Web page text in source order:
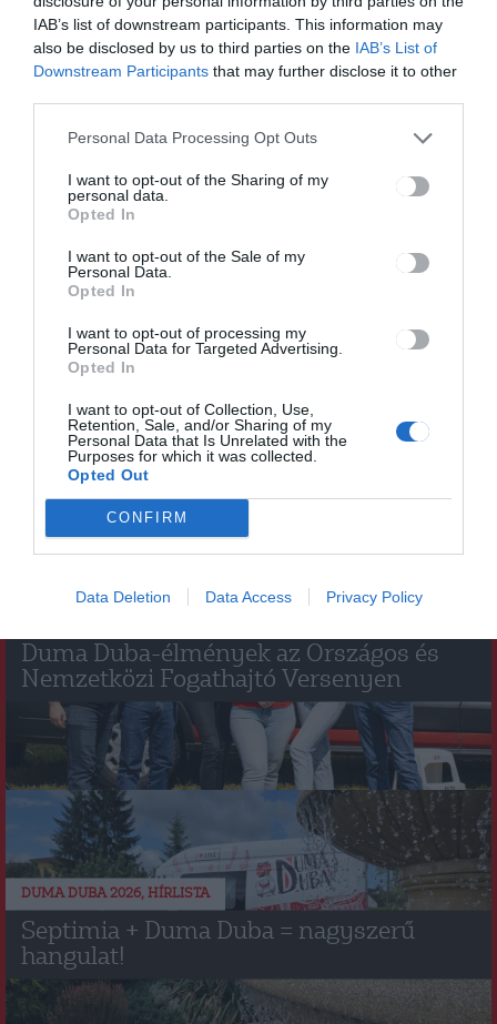
IAB’s list of downstream participants. This information may
also be disclosed by us to third parties on the IAB’s List of
Downstream Participants that may further disclose it to other
Personal Data Processing Opt Outs
I want to opt-out of the Sharing of my
personal data.
Opted In
I want to opt-out of the Sale of my
Personal Data.
Opted In
I want to opt-out of processing my
Personal Data for Targeted Advertising.
Opted In
I want to opt-out of Collection, Use,
Retention, Sale, and/or Sharing of my
Personal Data that Is Unrelated with the
Purposes for which it was collected.
Opted Out
CONFIRM
Data Deletion Data Access Privacy Policy
Pörög az óra és a nyelv: Indul az 5
DUMA DUBA 2026 HÍRLISTA
Sokadszorra Tusványoson: rengeteg
Duma Duba!
Duma Duba-élmények az Országos és
Nemzetközi Fogathajtó Versenyen
DUMA DUBA 2026,HÍRLISTA
Septimia + Duma Duba = nagyszerű
hangulat!